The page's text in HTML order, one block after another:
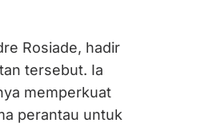
Rosiade, hadir
tersebut. Ia
memperkuat
perantau untuk